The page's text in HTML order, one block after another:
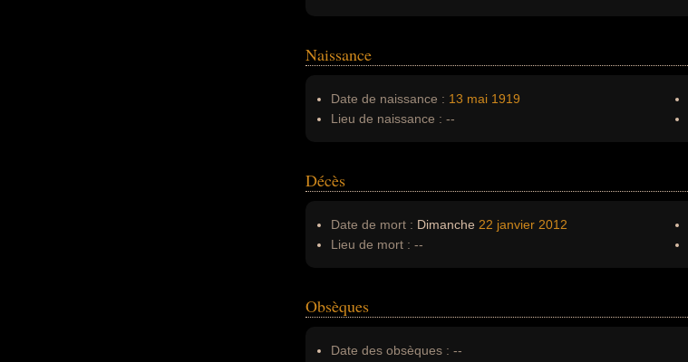
Naissance
Date de naissance : 13 mai 1919
Lieu de naissance : --
Décès
Date de mort : Dimanche 22 janvier 2012
Lieu de mort : --
Obsèques
Date des obsèques : --